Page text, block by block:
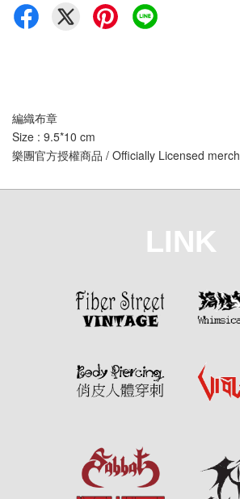
編織布章
Size : 9.5*10 cm
樂團官方授權商品 / Officially Licensed merch
LINK